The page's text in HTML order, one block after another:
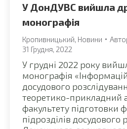
У ДонДУВС вийшла
монографія
Кропивницький Новини
31 Грудня, 2022
У грудні 2022 року
монографія
досудового
теоретико-прикладний
факультету підготовки
підрозділів досудового